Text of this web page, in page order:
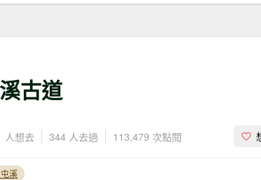
古道
人想去 344 人去過 113,479 次點閱
溪